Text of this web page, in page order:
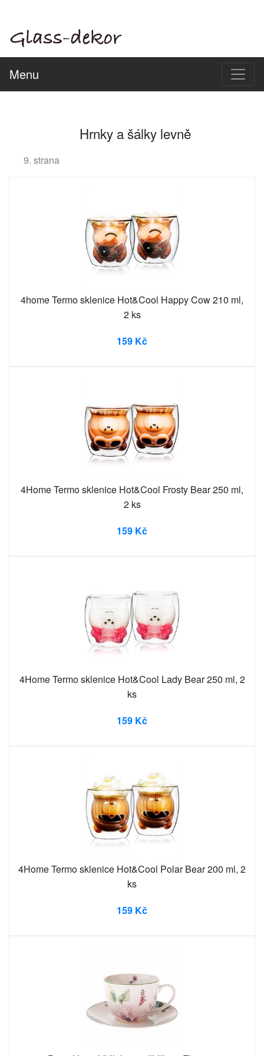
Menu
Hrnky a šálky levně
9. strana
4home Termo sklenice Hot&Cool Happy Cow 210 ml,
2 ks
159 Kč
4Home Termo sklenice Hot&Cool Frosty Bear 250 ml,
2 ks
159 Kč
4Home Termo sklenice Hot&Cool Lady Bear 250 ml, 2
ks
159 Kč
4Home Termo sklenice Hot&Cool Polar Bear 200 ml, 2
ks
159 Kč